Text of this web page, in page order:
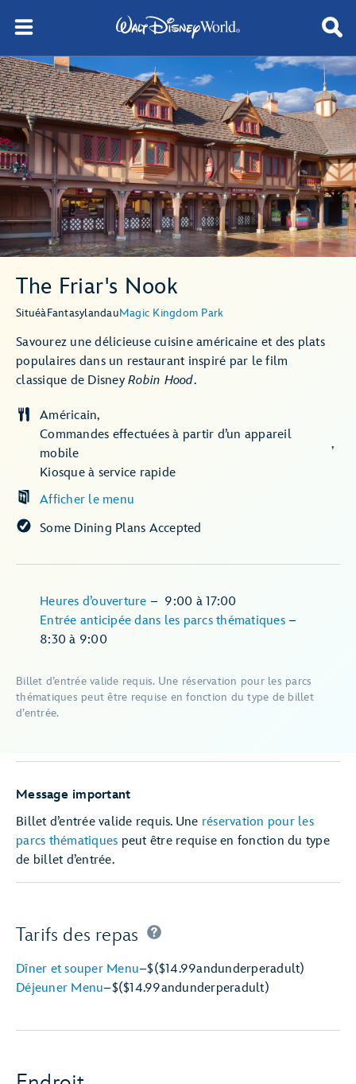
The Friar's Nook
SituéàFantasylandauMagic Kingdom Park
Savourez une délicieuse cuisine américaine et des plats
populaires dans un restaurant inspiré par le film
classique de Disney Robin Hood.
Afficher le menu
Américain
Commandes effectuées à partir d’un appareil
mobile
Kiosque à service rapide
Some Dining Plans Accepted
Entrée anticipée dans les parcs thématiques –
8:30 à 9:00
Heures d’ouverture – 9:00 à 17:00
Billet d’entrée valide requis. Une réservation pour les parcs
thématiques peut être requise en fonction du type de billet
d’entrée.
Message important
Billet d’entrée valide requis. Une réservation pour les
parcs thématiques peut être requise en fonction du type
de billet d’entrée.
Tarifs des repas
Dîner et souper Menu–$($14.99andunderperadult)
Déjeuner Menu–$($14.99andunderperadult)